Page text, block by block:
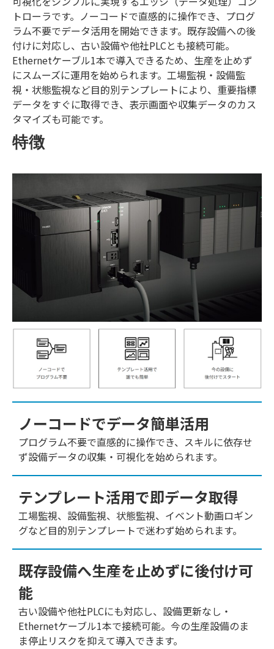
トローラです。ノーコードで直感的に操作でき、プログ
ラム不要でデータ活用を開始できます。既存設備への後
付けに対応し、古い設備や他社PLCとも接続可能。
Ethernetケーブル1本で導入できるため、生産を止めず
にスムーズに運用を始められます。工場監視・設備監
視・状態監視など目的別テンプレートにより、重要指標
データをすぐに取得でき、表示画面や収集データのカス
タマイズも可能です。
特徴
ノーコードでデータ簡単活用
プログラム不要で直感的に操作でき、スキルに依存せ
ず設備データの収集・可視化を始められます。
テンプレート活用で即データ取得
工場監視、設備監視、状態監視、イベント動画ロギン
グなど目的別テンプレートで迷わず始められます。
既存設備へ生産を止めずに後付け可
能
古い設備や他社PLCにも対応し、設備更新なし・
Ethernetケーブル1本で接続可能。今の生産設備のま
ま停止リスクを抑えて導入できます。